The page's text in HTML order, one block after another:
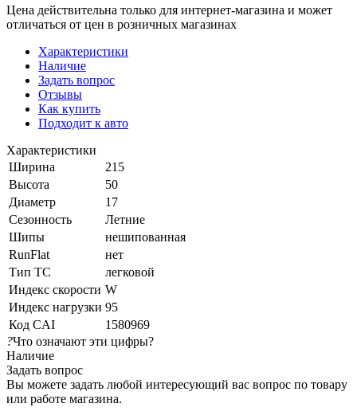
Цена действительна только для интернет-магазина и может
отличаться от цен в розничных магазинах
Характеристики
Наличие
Задать вопрос
Отзывы
Как купить
Подходит к авто
Характеристики
Ширина
215
Высота
50
Диаметр
17
Сезонность
Летние
Шипы
нешипованная
RunFlat
нет
Тип ТС
легковой
Индекс скорости W
Индекс нагрузки 95
Код CAI
1580969
?Что означают эти цифры?
Наличие
Задать вопрос
Вы можете задать любой интересующий вас вопрос по товару
или работе магазина.